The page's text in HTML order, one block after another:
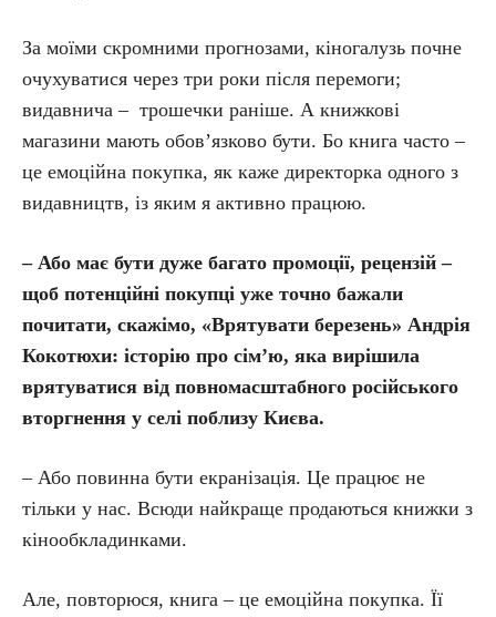
За моїми скромними прогнозами, кіногалузь почне
очухуватися через три роки після перемоги;
видавнича – трошечки раніше. А книжкові
магазини мають обов’язково бути. Бо книга часто –
це емоційна покупка, як каже директорка одного з
видавництв, із яким я активно працюю.
– Або має бути дуже багато промоції, рецензій –
щоб потенційні покупці уже точно бажали
почитати, скажімо, «Врятувати березень» Андрія
Кокотюхи: історію про сім’ю, яка вирішила
врятуватися від повномасштабного російського
вторгнення у селі поблизу Києва.
– Або повинна бути екранізація. Це працює не
тільки у нас. Всюди найкраще продаються книжки з
кінообкладинками.
Але, повторюся, книга – це емоційна покупка. Її